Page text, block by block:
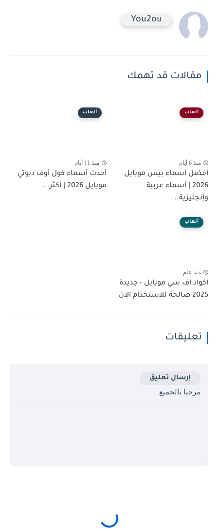
You2ou
مقالات قد تهمك
ألعاب
منذ 6 أيام
أفضل أسماء بيس موبايل
2026 | أسماء عربية
وإنجليزية...
ألعاب
منذ 11 أيام
أحدث أسماء كول أوف ديوتي
موبايل 2026 | أكثر...
ألعاب
منذ عام
اكواد اف سي موبايل - جديدة
2025 صالحة للاستخدام الآن
تعليقات
إرسال تعليق
مرحبا بالجميع